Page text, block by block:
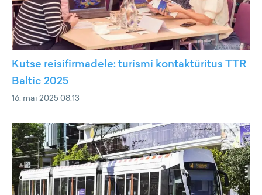
Kutse reisifirmadele: turismi kontaktüritus TTR
Baltic 2025
16. mai 2025 08:13